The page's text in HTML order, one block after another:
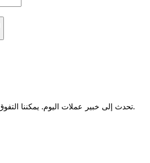
تحدث إلى خبير عملات اليوم.يمكننا التفوق على أسعار المنافسين.